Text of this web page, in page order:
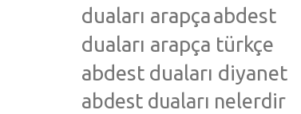
duaları arapçaabdest
duaları arapça türkçe
abdest duaları diyanet
abdest duaları nelerdir